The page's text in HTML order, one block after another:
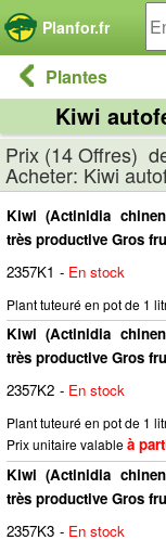
Planfor.fr
Plantes
Kiwi
Prix (14 Offres)
Acheter: Kiwi
Kiwi (Actinidia
très productive Gros
2357K1 - En stock
Plant tuteuré en pot de 1
Kiwi (Actinidia
très productive Gros
2357K2 - En stock
Plant tuteuré en pot de 1
Prix unitaire valableà
Kiwi (Actinidia
très productive Gros
2357K3 - En stock
Panneau de gestion des